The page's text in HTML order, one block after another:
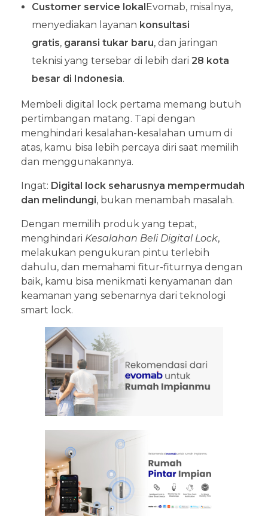
Customer service lokalEvomab, misalnya,
menyediakan layanan konsultasi
gratis, garansi tukar baru, dan jaringan
teknisi yang tersebar di lebih dari 28 kota
besar di Indonesia.
Membeli digital lock pertama memang butuh
pertimbangan matang. Tapi dengan
menghindari kesalahan-kesalahan umum di
atas, kamu bisa lebih percaya diri saat memilih
dan menggunakannya.
Ingat: Digital lock seharusnya mempermudah
dan melindungi, bukan menambah masalah.
Dengan memilih produk yang tepat,
menghindari Kesalahan Beli Digital Lock,
melakukan pengukuran pintu terlebih
dahulu, dan memahami fitur-fiturnya dengan
baik, kamu bisa menikmati kenyamanan dan
keamanan yang sebenarnya dari teknologi
smart lock.